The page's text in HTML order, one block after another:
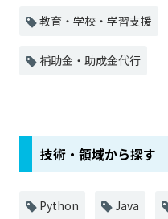
教育・学校・学習支援
補助金・助成金代行
技術・領域から探す
Python Java